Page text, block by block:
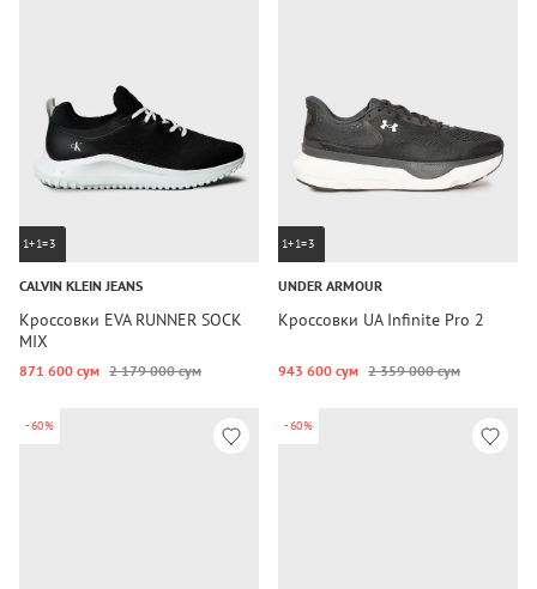
1+1=3
CALVIN KLEIN JEANS
Кроссовки EVA RUNNER SOCK
MIX
871 600 сум 2 179 000 сум
1+1=3
UNDER ARMOUR
Кроссовки UA Infinite Pro 2
943 600 сум 2 359 000 сум
-60% -60%